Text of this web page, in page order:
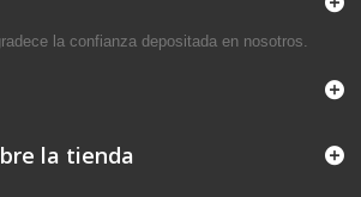
la confianza depositada en nosotros.
la tienda